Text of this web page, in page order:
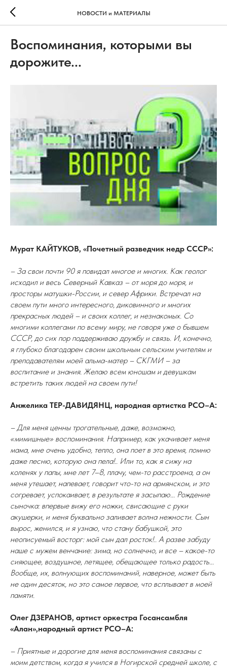
НОВОСТИ и МАТЕРИАЛЫ
Воспоминания, которыми вы
дорожите...
Мурат КАЙТУКОВ, «Почетный разведчик недр СССР»:
– За свои почти 90 я повидал многое и многих. Как геолог
исходил и весь Северный Кавказ – от моря до моря, и
просторы матушки-России, и север Африки. Встречал на
своем пути много интересного, диковинного и многих
прекрасных людей – и своих коллег, и незнакомых. Со
многими коллегами по всему миру, не говоря уже о бывшем
СССР, до сих пор поддерживаю дружбу и связь. И, конечно,
я глубоко благодарен своим школьным сельским учителям и
преподавателям моей альма-матер – СКГМИ – за
воспитание и знания. Желаю всем юношам и девушкам
встретить таких людей на своем пути!
Анжелика ТЕР-ДАВИДЯНЦ, народная артистка РСО–А:
– Для меня ценны трогательные, даже, возможно,
«мимишные» воспоминания. Например, как укачивает меня
мама, мне очень удобно, тепло, она поет в это время, помню
даже песню, которую она пела!.. Или то, как я сижу на
коленях у папы, мне лет 7–8, плачу, чем-то расстроена, а он
меня утешает, напевает, говорит что-то на армянском, и это
согревает, успокаивает, в результате я засыпаю... Рождение
сыночка: впервые вижу его ножки, свисающие с руки
акушерки, и меня буквально заливает волна нежности. Сын
вырос, женился, и я узнаю, что стану бабушкой, это
неописуемый восторг: мой сын дал росток!.. А разве забуду
наше с мужем венчание: зима, но солнечно, и все – какое-то
сияющее, воздушное, летящее, обещающее только радость...
Вообще, их, волнующих воспоминаний, наверное, может быть
не один десяток, но это самое первое, что всплывает в моей
памяти.
Олег ДЗЕРАНОВ, артист оркестра Госансамбля
«Алан»,народный артист РСО–А:
– Приятные и дорогие для меня воспоминания связаны с
моим детством, когда я учился в Ногирской средней школе, с